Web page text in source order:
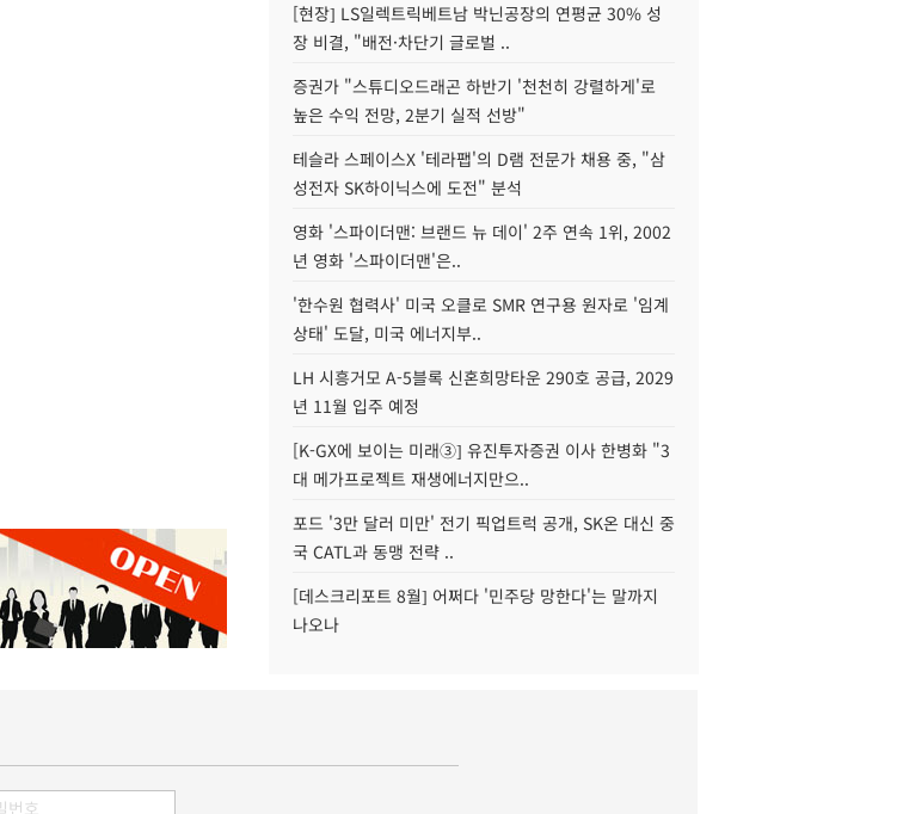
[현장] LS일렉트릭베트남 박닌공장의 연평균 30% 성
장 비결, "배전·차단기 글로벌 ..
증권가 "스튜디오드래곤 하반기 '천천히 강렬하게'로
높은 수익 전망, 2분기 실적 선방"
테슬라 스페이스X '테라팹'의 D램 전문가 채용 중, "삼
성전자 SK하이닉스에 도전" 분석
영화 '스파이더맨: 브랜드 뉴 데이' 2주 연속 1위, 2002
년 영화 '스파이더맨'은..
'한수원 협력사' 미국 오클로 SMR 연구용 원자로 '임계
상태' 도달, 미국 에너지부..
LH 시흥거모 A-5블록 신혼희망타운 290호 공급, 2029
년 11월 입주 예정
[K-GX에 보이는 미래③] 유진투자증권 이사 한병화 "3
대 메가프로젝트 재생에너지만으..
포드 '3만 달러 미만' 전기 픽업트럭 공개, SK온 대신 중
국 CATL과 동맹 전략 ..
[데스크리포트 8월] 어쩌다 '민주당 망한다'는 말까지
나오나